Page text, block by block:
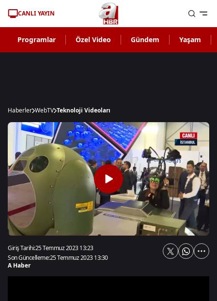
CANLI YAYIN
Programlar Özel Video Gündem Yaşam
Haberler WebTV Teknoloji Videoları
Giriş Tarihi:25 Temmuz 2023 13:23
Son Güncelleme:25 Temmuz 2023 13:30
A Haber